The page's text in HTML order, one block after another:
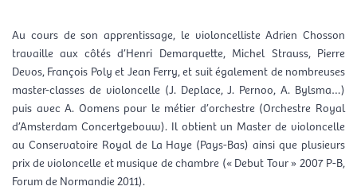
Au cours de son apprentissage, le violoncelliste Adrien Chosson
travaille aux côtés d’Henri Demarquette, Michel Strauss, Pierre
Devos, François Poly et Jean Ferry, et suit également de nombreuses
master-classes de violoncelle (J. Deplace, J. Pernoo, A. Bylsma…)
puis avec A. Oomens pour le métier d’orchestre (Orchestre Royal
d’Amsterdam Concertgebouw). Il obtient un Master de violoncelle
au Conservatoire Royal de La Haye (Pays-Bas) ainsi que plusieurs
prix de violoncelle et musique de chambre (« Debut Tour » 2007 P-B,
Forum de Normandie 2011).